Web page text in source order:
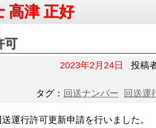
高津 正好
可
2023年2月24日 投稿
タグ： 回送ナンバー 回送運
運行許可更新申請を行いました。